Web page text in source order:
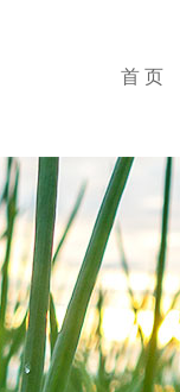
首 页